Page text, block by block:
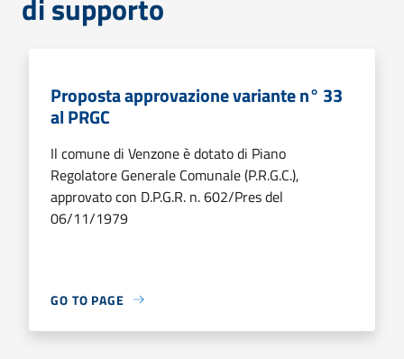
di supporto
Proposta approvazione variante n° 33
al PRGC
Il comune di Venzone è dotato di Piano
Regolatore Generale Comunale (P.R.G.C.),
approvato con D.P.G.R. n. 602/Pres del
06/11/1979
GO TO PAGE